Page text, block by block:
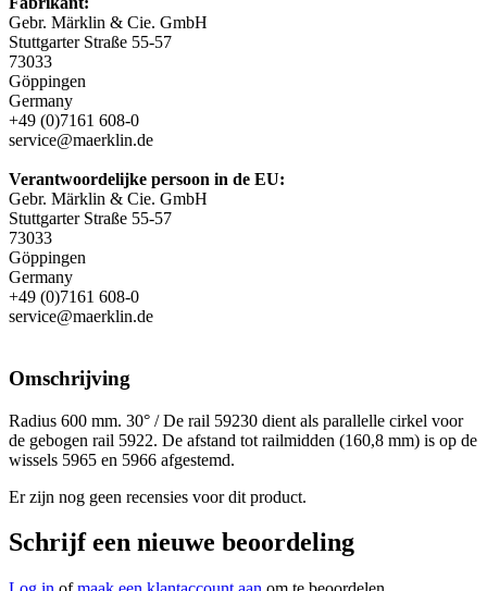
Gebr. Märklin & Cie. GmbH
Stuttgarter Straße 55-57
73033
Göppingen
Germany
+49 (0)7161 608-0
service@maerklin.de
Verantwoordelijke persoon in de EU:
Gebr. Märklin & Cie. GmbH
Stuttgarter Straße 55-57
73033
Göppingen
Germany
+49 (0)7161 608-0
service@maerklin.de
Omschrijving
Radius 600 mm. 30° / De rail 59230 dient als parallelle cirkel voor
de gebogen rail 5922. De afstand tot railmidden (160,8 mm) is op de
wissels 5965 en 5966 afgestemd.
Er zijn nog geen recensies voor dit product.
Schrijf een nieuwe beoordeling